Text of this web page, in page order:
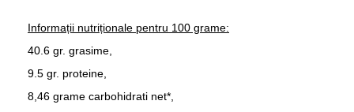
Informații nutriționale pentru 100 grame:
40.6 gr. grasime,
9.5 gr. proteine,
8,46 grame carbohidrati net*,